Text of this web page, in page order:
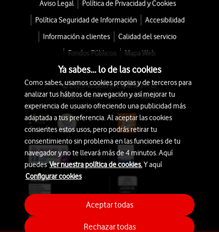
Aviso Legal
Política de Privacidad y Cookies
Política Seguridad de Información
Accesibilidad
Información a clientes
Calidad del servicio
Fondos Públicos
Mapa Web
© 2026 Vodafone España S.A.U.
Avda. América 115, 28042 Madrid
Ya sabes... lo de las cookies
Como sabes, usamos cookies propias y de terceros para
analizar tus hábitos de navegación y así mejorar tu
experiencia de usuario ofreciendo una publicidad más
adaptada a tus preferencia. Al aceptar las cookies
consientes estos usos, pero podrás retirar tu
consentimiento sin problema en las funciones de tu
navegador y no te llevará más de 4 minutos. Aquí
puedesVer nuestra política de cookies.Y aquí
Configurar cookies
Rechazar todas
Aceptar todas